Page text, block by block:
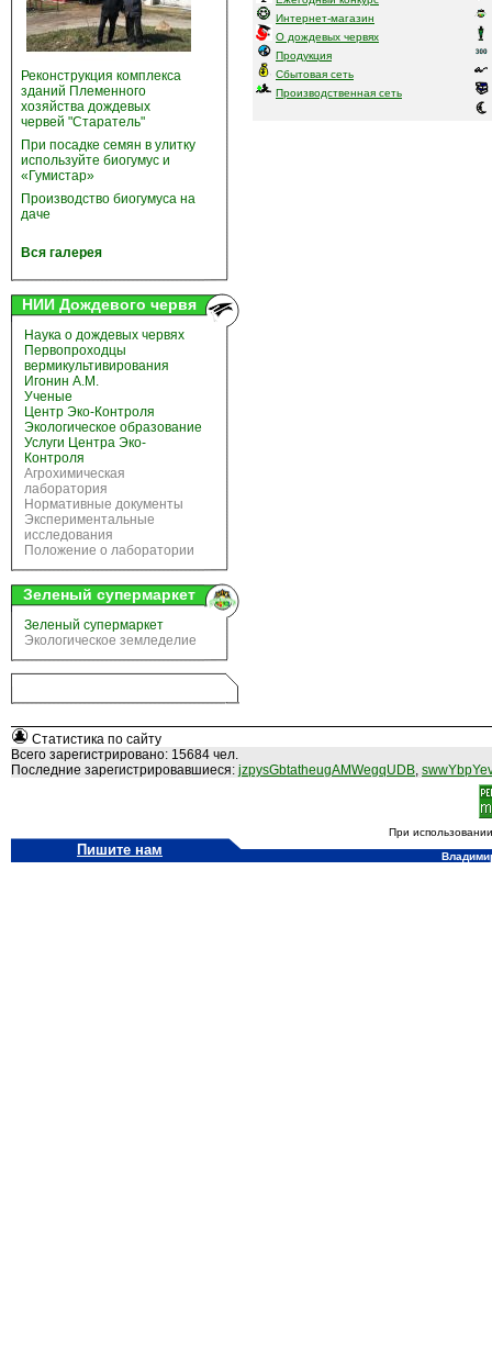
Реконструкция комплекса
зданий Племенного
хозяйства дождевых
червей "Старатель"
При посадке семян в улитку
используйте биогумус и
«Гумистар»
Производство биогумуса на
даче
Вся галерея
НИИ Дождевого червя
Наука о дождевых червях
Первопроходцы
вермикультивирования
Игонин А.М.
Ученые
Центр Эко-Контроля
Экологическое образование
Услуги Центра Эко-
Контроля
Агрохимическая
лаборатория
Нормативные документы
Экспериментальные
исследования
Положение о лаборатории
Зеленый супермаркет
Зеленый супермаркет
Экологическое земледелие
Интернет-магазин
О дождевых червях
Продукция
Сбытовая сеть
Производственная сеть
Статистика по сайту
Всего зарегистрировано: 15684 чел.
Последние зарегистрировавшиеся: jzpysGbtatheugAMWegqUDB,
При
Пишите нам